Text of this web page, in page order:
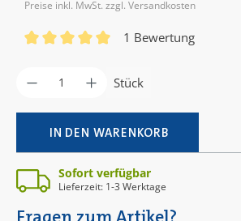
Preise inkl. MwSt. zzgl. Versandkosten
1 Bewertung
Produkt Anzahl: Gib den
Stück
IN DEN WARENKORB
Sofort verfügbar
Lieferzeit: 1-3 Werktage